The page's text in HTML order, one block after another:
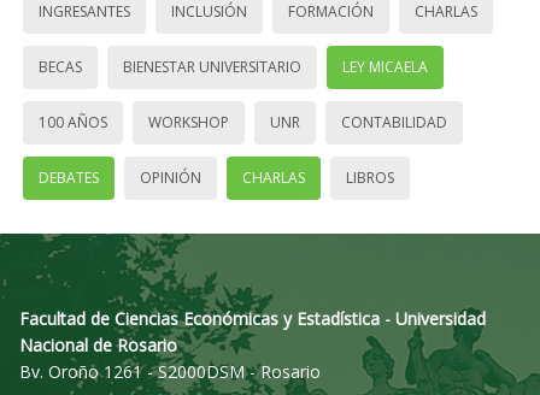
INGRESANTES INCLUSIÓN FORMACIÓN CHARLAS
BECAS BIENESTAR UNIVERSITARIO LEY MICAELA
100 AÑOS WORKSHOP UNR CONTABILIDAD
DEBATES OPINIÓN CHARLAS LIBROS
Facultad de Ciencias Económicas y Estadística - Universidad
Nacional de Rosario
Bv. Oroño 1261 - S2000DSM - Rosario